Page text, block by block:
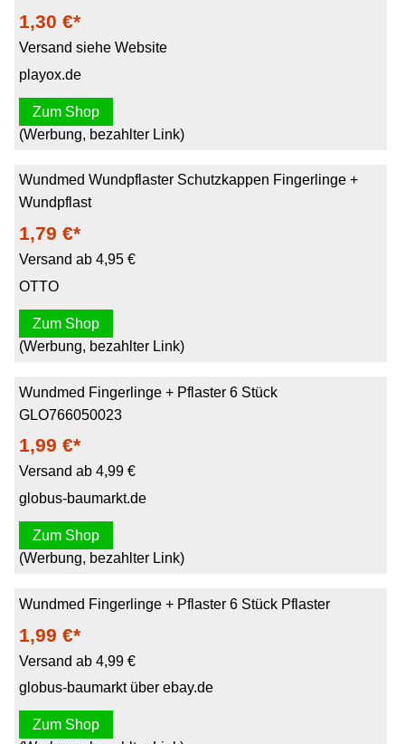
1,30 €*
Versand siehe Website
playox.de
Zum Shop
(Werbung, bezahlter Link)
Wundmed Wundpflaster Schutzkappen Fingerlinge +
Wundpflast
1,79 €*
Versand ab 4,95 €
OTTO
Zum Shop
(Werbung, bezahlter Link)
Wundmed Fingerlinge + Pflaster 6 Stück
GLO766050023
1,99 €*
Versand ab 4,99 €
globus-baumarkt.de
Zum Shop
(Werbung, bezahlter Link)
Wundmed Fingerlinge + Pflaster 6 Stück Pflaster
1,99 €*
Versand ab 4,99 €
globus-baumarkt über ebay.de
Zum Shop